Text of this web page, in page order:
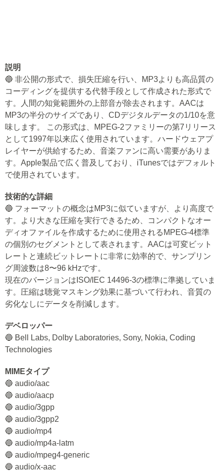
説明
🔵 非公開の形式で、損失圧縮を行い、MP3よりも高品質の
コーディングを提供する代替手段として作成された形式で
す。人間の知覚範囲外の上部音が除去されます。AACは
MP3の半分のサイズであり、CDデジタルデータの1/10を意
味します。 この形式は、MPEG-2ファミリーの第7リリース
として1997年以来広く使用されています。ハードウェアプ
レイヤーが供給するため、音楽ファンに高い需要がありま
す。Apple製品で広く普及しており、iTunesではデフォルト
で使用されています。
技術的な詳細
🔵 フォーマットの概念はMP3に似ていますが、より高度で
す。より大きな圧縮を実行できるため、コンパクトなオー
ディオファイルを作成するために使用されるMPEG-4標準
の個別のセグメントとして表されます。AACは可変ビット
レートと連続ビットレートに非常に効率的で、サンプリン
グ周波数は8〜96 kHzです。
現在のバージョンはISO/IEC 14496-3の標準に準拠していま
す。圧縮は聴覚マスキング効果に基づいて行われ、音質の
劣化なしにデータを削減します。
デベロッパー
🔵 Bell Labs, Dolby Laboratories, Sony, Nokia, Coding
Technologies
MIMEタイプ
🔵 audio/aac
🔵 audio/aacp
🔵 audio/3gpp
🔵 audio/3gpp2
🔵 audio/mp4
🔵 audio/mp4a-latm
🔵 audio/mpeg4-generic
🔵 audio/x-aac